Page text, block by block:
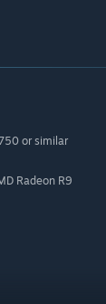
or similar
Radeon R9